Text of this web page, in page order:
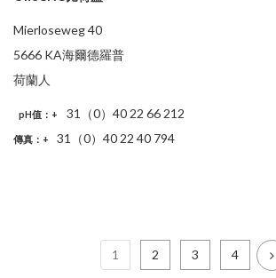
Mierloseweg 40
5666 KA海爾德羅普
荷蘭人
pH值 ：+ 31（0）40 22 66 212
傳真 ：+ 31（0）40 22 40 794
1 2 3 4